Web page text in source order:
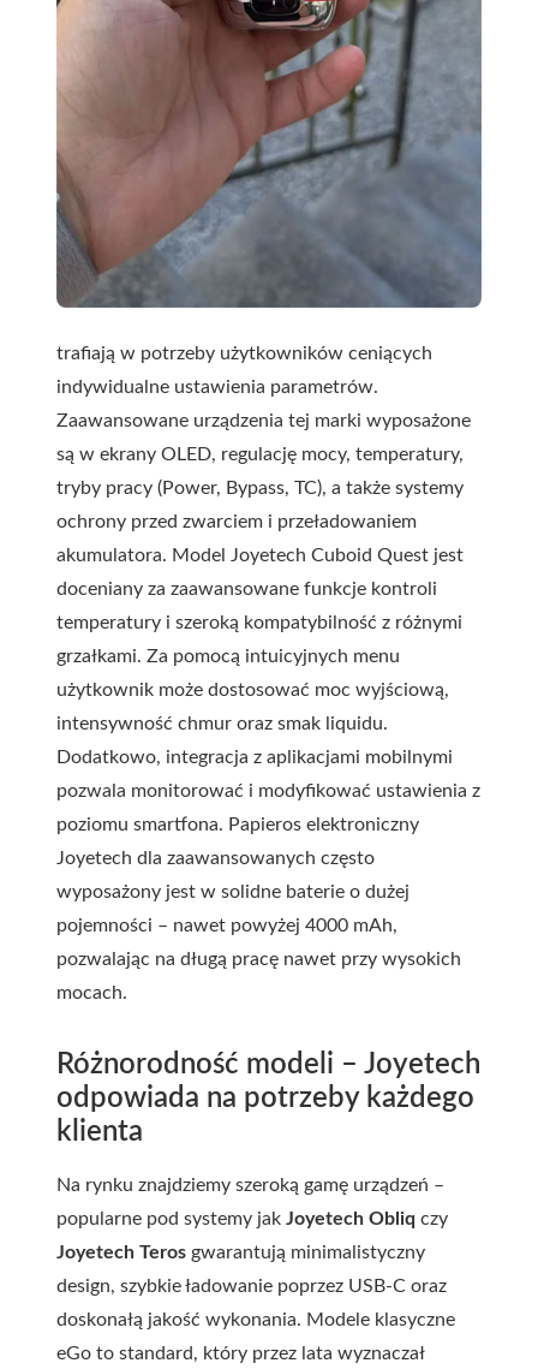
trafiają w potrzeby użytkowników ceniących
indywidualne ustawienia parametrów.
Zaawansowane urządzenia tej marki wyposażone
są w ekrany OLED, regulację mocy, temperatury,
tryby pracy (Power, Bypass, TC), a także systemy
ochrony przed zwarciem i przeładowaniem
akumulatora. Model Joyetech Cuboid Quest jest
doceniany za zaawansowane funkcje kontroli
temperatury i szeroką kompatybilność z różnymi
grzałkami. Za pomocą intuicyjnych menu
użytkownik może dostosować moc wyjściową,
intensywność chmur oraz smak liquidu.
Dodatkowo, integracja z aplikacjami mobilnymi
pozwala monitorować i modyfikować ustawienia z
poziomu smartfona. Papieros elektroniczny
Joyetech dla zaawansowanych często
wyposażony jest w solidne baterie o dużej
pojemności – nawet powyżej 4000 mAh,
pozwalając na długą pracę nawet przy wysokich
mocach.
Różnorodność modeli – Joyetech
odpowiada na potrzeby każdego
klienta
Na rynku znajdziemy szeroką gamę urządzeń –
popularne pod systemy jak Joyetech Obliq czy
Joyetech Teros gwarantują minimalistyczny
design, szybkie ładowanie poprzez USB-C oraz
doskonałą jakość wykonania. Modele klasyczne
eGo to standard, który przez lata wyznaczał